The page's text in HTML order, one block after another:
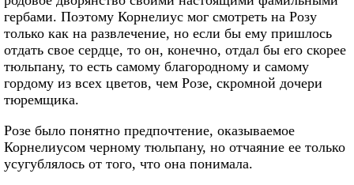
гербами. Поэтому Корнелиус мог смотреть на Розу
только как на развлечение, но если бы ему пришлось
отдать свое сердце, то он, конечно, отдал бы его скорее
тюльпану, то есть самому благородному и самому
гордому из всех цветов, чем Розе, скромной дочери
тюремщика.
Розе было понятно предпочтение, оказываемое
Корнелиусом черному тюльпану, но отчаяние ее только
усугублялось от того, что она понимала.